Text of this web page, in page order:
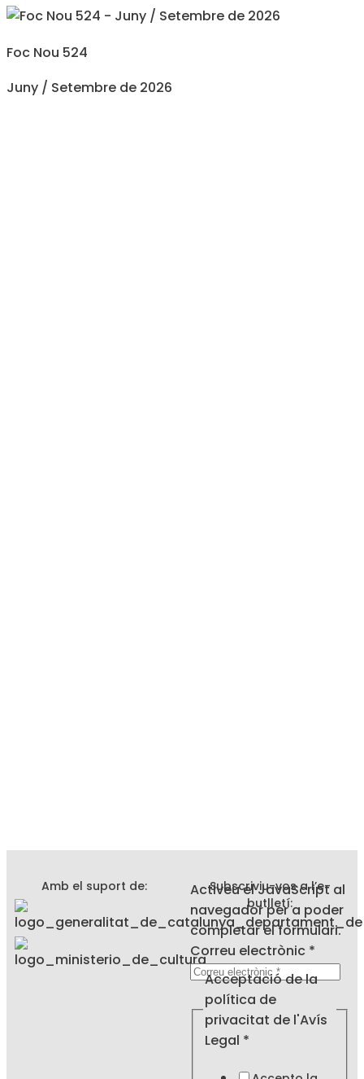
Foc Nou 524
Juny / Setembre de 2026
Amb el suport de:
Subscriviu-vos a l’e-
butlletí:
Activeu el JavaScript al
navegador per a poder
completar el formulari.
política
la
Acceptació
Correu electrònic *
Acceptació de la
política de
privacitat de l'Avís
Legal *